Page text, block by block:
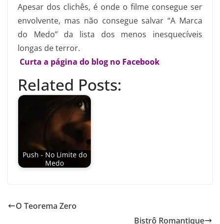
Apesar dos clichês, é onde o filme consegue ser
envolvente, mas não consegue salvar “A Marca
do Medo” da lista dos menos inesquecíveis
longas de terror.
Curta a página do blog no Facebook
Related Posts:
Push - No Limite do
Medo
O Teorema Zero
Bistrô Romantique